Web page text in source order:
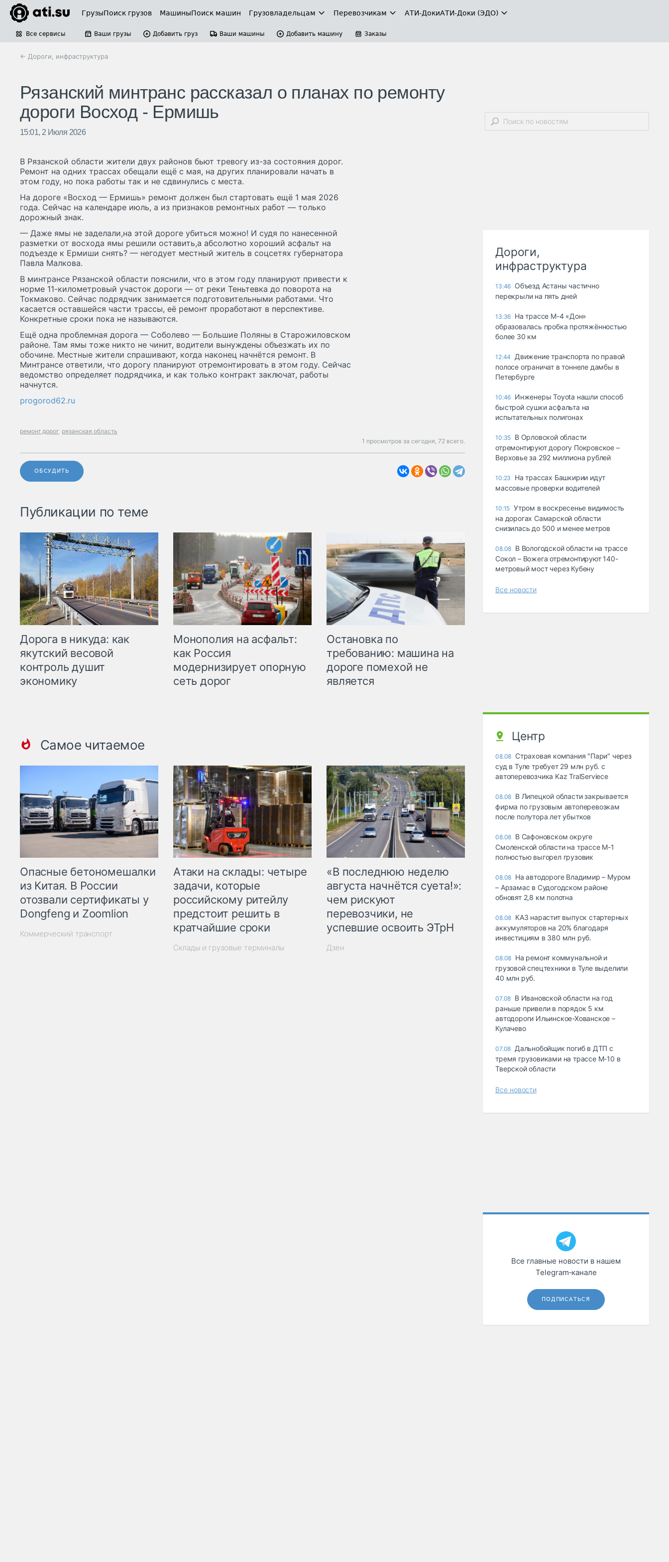
ГрузыПоиск грузов МашиныПоиск машин Грузовладельцам Перевозчикам АТИ-ДокиАТИ-Доки (ЭДО)
Все сервисы Ваши грузы Добавить груз Ваши машины Добавить машину Заказы
← Дороги, инфраструктура
Рязанский минтранс рассказал о планах по ремонту
дороги Восход - Ермишь
15:01, 2 Июля 2026
В Рязанской области жители двух районов бьют тревогу из-за состояния дорог.
Ремонт на одних трассах обещали ещё с мая, на других планировали начать в
этом году, но пока работы так и не сдвинулись с места.
На дороге «Восход — Ермишь» ремонт должен был стартовать ещё 1 мая 2026
года. Сейчас на календаре июль, а из признаков ремонтных работ — только
дорожный знак.
— Даже ямы не заделали,на этой дороге убиться можно! И судя по нанесенной
разметки от восхода ямы решили оставить,а абсолютно хороший асфальт на
подъезде к Ермиши снять? — негодует местный житель в соцсетях губернатора
Павла Малкова.
В минтрансе Рязанской области пояснили, что в этом году планируют привести к
норме 11-километровый участок дороги — от реки Теньтевка до поворота на
Токмаково. Сейчас подрядчик занимается подготовительными работами. Что
касается оставшейся части трассы, её ремонт проработают в перспективе.
Конкретные сроки пока не называются.
Ещё одна проблемная дорога — Соболево — Большие Поляны в Старожиловском
районе. Там ямы тоже никто не чинит, водители вынуждены объезжать их по
обочине. Местные жители спрашивают, когда наконец начнётся ремонт. В
Минтрансе ответили, что дорогу планируют отремонтировать в этом году. Сейчас
ведомство определяет подрядчика, и как только контракт заключат, работы
начнутся.
progorod62.ru
ремонт дорог рязанская область
1 просмотров за сегодня,72 всего.
ОБСУДИТЬ
Публикации по теме
Дорога в никуда: как
якутский весовой
контроль душит
экономику
Монополия на асфальт:
как Россия
модернизирует опорную
сеть дорог
Остановка по
требованию: машина на
дороге помехой не
является
Самое читаемое
Опасные бетономешалки
из Китая. В России
отозвали сертификаты у
Dongfeng и Zoomlion
Коммерческий транспорт
Атаки на склады: четыре
задачи, которые
российскому ритейлу
предстоит решить в
кратчайшие сроки
Склады и грузовые терминалы
«В последнюю неделю
августа начнётся суета!»:
чем рискуют
перевозчики, не
успевшие освоить ЭТрН
Дзен
Дороги,
инфраструктура
13:46 Объезд Астаны частично
перекрыли на пять дней
13:36 На трассе М-4 «Дон»
образовалась пробка протяжённостью
более 30 км
12:44
Движение транспорта по правой
полосе ограничат в тоннеле дамбы в
Петербурге
10:46 Инженеры Toyota нашли способ
быстрой сушки асфальта на
испытательных полигонах
10:35 В Орловской области
отремонтируют дорогу Покровское –
Верховье за 292 миллиона рублей
10:23
На трассах Башкирии идут
массовые проверки водителей
10:15 Утром в воскресенье видимость
на дорогах Самарской области
снизилась до 500 и менее метров
08.08 В Вологодской области на трассе
Сокол – Вожега отремонтируют 140-
метровый мост через Кубену
Все новости
Центр
08.08 Страховая компания "Пари" через
суд в Туле требует 29 млн руб. с
автоперевозчика Kaz TralServiece
08.08 В Липецкой области закрывается
фирма по грузовым автоперевозкам
после полутора лет убытков
08.08 В Сафоновском округе
Смоленской области на трассе М-1
полностью выгорел грузовик
08.08 На автодороге Владимир – Муром
– Арзамас в Судогодском районе
обновят 2,8 км полотна
08.08 КАЗ нарастит выпуск стартерных
аккумуляторов на 20% благодаря
инвестициям в 380 млн руб.
08.08 На ремонт коммунальной и
грузовой спецтехники в Туле выделили
40 млн руб.
07.08 В Ивановской области на год
раньше привели в порядок 5 км
автодороги Ильинское-Хованское –
Кулачево
07.08 Дальнобойщик погиб в ДТП с
тремя грузовиками на трассе М-10 в
Тверской области
Все новости
Все главные новости в нашем
Telegram‑канале
ПОДПИСАТЬСЯ